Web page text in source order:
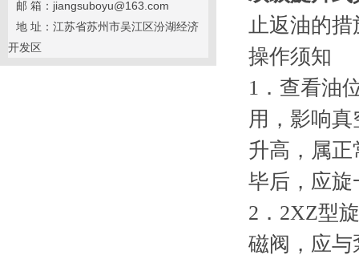
邮 箱：jiangsuboyu@163.com
地 址：江苏省苏州市吴江区汾湖经济
开发区
止返油的措
操作须知
1．查看油
用，影响
升高，属
毕后，应
2．2XZ型
磁阀，应